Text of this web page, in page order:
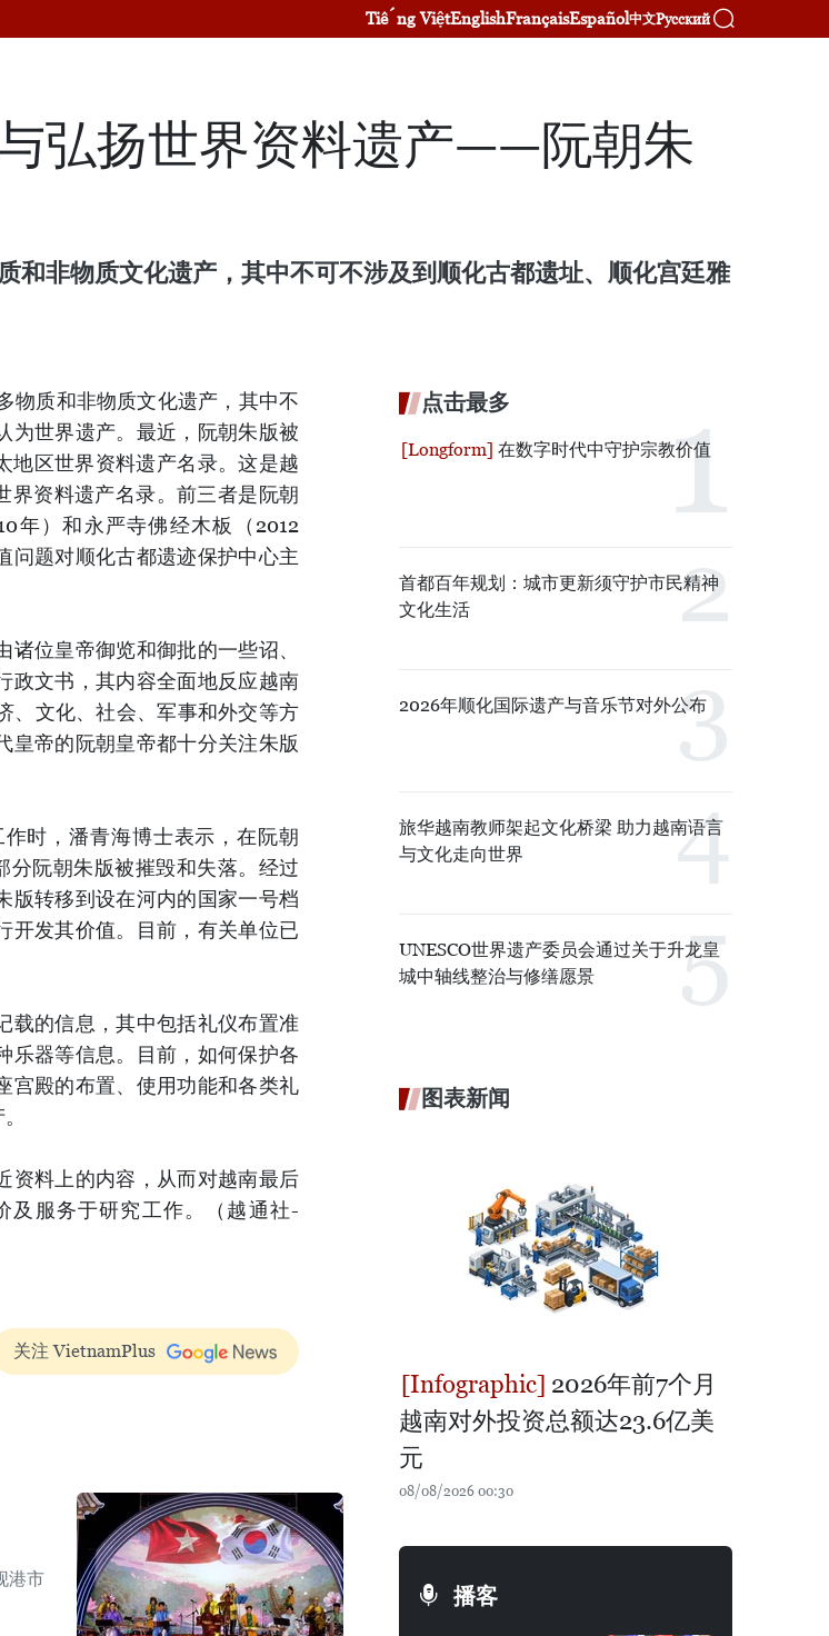
Tiếng ViệtEnglishFrançaisEspañol中文Русский
弘扬世界资料遗产——阮朝朱
和非物质文化遗产，其中不可不涉及到顺化古都遗址、顺化宫廷雅
物质和非物质文化遗产，其中不
为世界遗产。最近，阮朝朱版被
地区世界资料遗产名录。这是越
界资料遗产名录。前三者是阮朝
年）和永严寺佛经木板（2012
问题对顺化古都遗迹保护中心主
位皇帝御览和御批的一些诏、
政文书，其内容全面地反应越南
、文化、社会、军事和外交等方
皇帝的阮朝皇帝都十分关注朱版
时，潘青海博士表示，在阮朝
分阮朝朱版被摧毁和失落。经过
版转移到设在河内的国家一号档
开发其价值。目前，有关单位已
载的信息，其中包括礼仪布置准
乐器等信息。目前，如何保护各
宫殿的布置、使用功能和各类礼
资料上的内容，从而对越南最后
及服务于研究工作。（越通社-
关注 VietnamPlus
港市
点击最多
在数字时代中守护宗教价值
首都百年规划：城市更新须守护市民精神
文化生活
2026年顺化国际遗产与音乐节对外公布
旅华越南教师架起文化桥梁 助力越南语言
与文化走向世界
UNESCO世界遗产委员会通过关于升龙皇
城中轴线整治与修缮愿景
图表新闻
2026年前7个月
越南对外投资总额达23.6亿美
元
08/08/2026 00:30
播客